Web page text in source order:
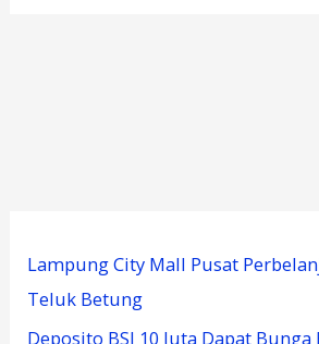
Lampung City Mall Pusat
Teluk Betung
Deposito BSI 10 Juta Dapat Bunga